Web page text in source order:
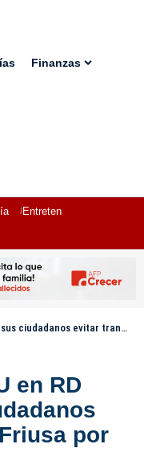
Finanzas
Entretenimiento
transitar en Friusa por la marcha
en RD
por